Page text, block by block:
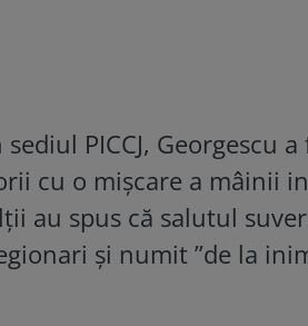
PICCJ, Georgescu
cu o mișcare a mâinii
au spus că salutul
și numit ”de la